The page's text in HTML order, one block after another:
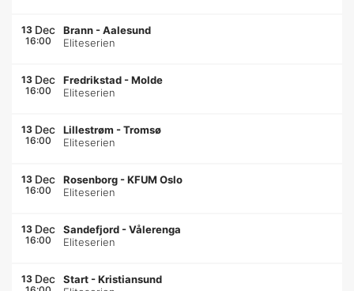
13 Dec
16:00
Brann -Aalesund
Eliteserien
13 Dec
16:00
Fredrikstad -Molde
Eliteserien
13 Dec
16:00
Lillestrøm -Tromsø
Eliteserien
13 Dec
16:00
Rosenborg -KFUM Oslo
Eliteserien
13 Dec
16:00
Sandefjord -Vålerenga
Eliteserien
13 Dec Start -Kristiansund